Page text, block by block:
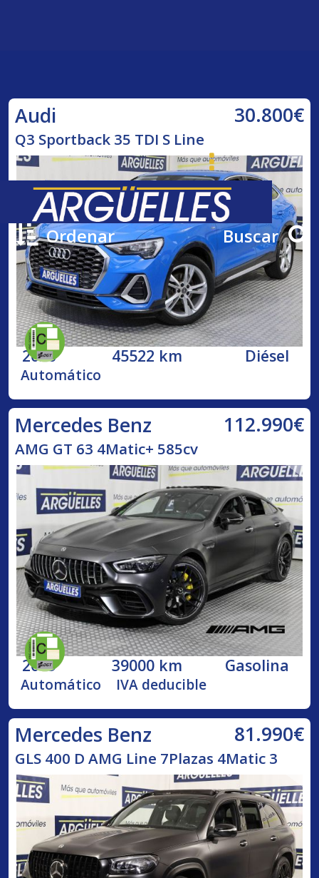
Ordenar Buscar
Audi 30.800€
Q3 Sportback 35 TDI S Line
2020 45522 km Diésel
Automático
Mercedes Benz 112.990€
AMG GT 63 4Matic+ 585cv
2019 39000 km Gasolina
Automático IVA deducible
Mercedes Benz 81.990€
GLS 400 D AMG Line 7Plazas 4Matic 3